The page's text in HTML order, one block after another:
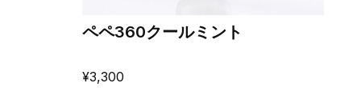
ペペ360クールミント
¥3,300